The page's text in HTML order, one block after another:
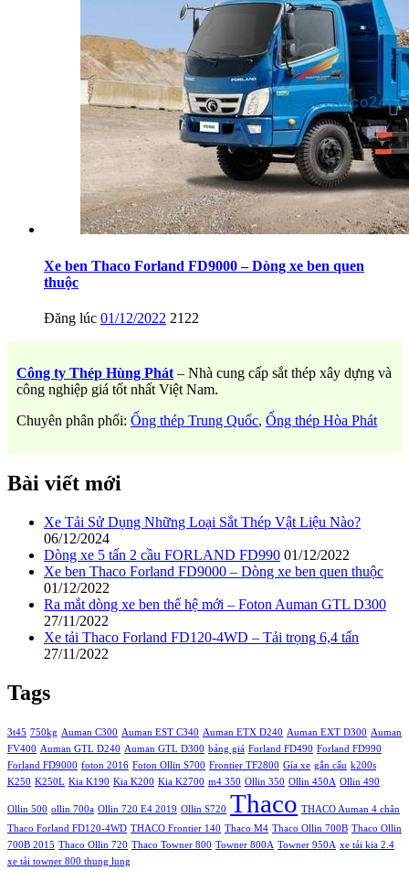
Xe ben Thaco Forland FD9000 – Dòng xe ben quen
thuộc
Đăng lúc 01/12/2022 2122
Công ty Thép Hùng Phát – Nhà cung cấp sắt thép xây dựng và
công nghiệp giá tốt nhất Việt Nam.
Chuyên phân phối: Ống thép Trung Quốc, Ống thép Hòa Phát
Bài viết mới
Xe Tải Sử Dụng Những Loại Sắt Thép Vật Liệu Nào?
06/12/2024
Dòng xe 5 tấn 2 cầu FORLAND FD990 01/12/2022
Xe ben Thaco Forland FD9000 – Dòng xe ben quen thuộc
01/12/2022
Ra mắt dòng xe ben thế hệ mới – Foton Auman GTL D300
27/11/2022
Xe tải Thaco Forland FD120-4WD – Tải trọng 6,4 tấn
27/11/2022
Tags
3t45 750kg Auman C300 Auman EST C340 Auman ETX D240 Auman EXT D300 Auman
FV400 Auman GTL D240 Auman GTL D300 bảng giá Forland FD490 Forland FD990
Forland FD9000 foton 2016 Foton Ollin S700 Frontier TF2800 Gía xe gắn cẩu k200s
K250 K250L Kia K190 Kia K200 Kia K2700 m4 350 Ollin 350 Ollin 450A Ollin 490
Ollin 500 ollin 700a Ollin 720 E4 2019 Ollin S720 Thaco THACO Auman 4 chân
Thaco Forland FD120-4WD THACO Frontier 140 Thaco M4 Thaco Ollin 700B Thaco Ollin
700B 2015 Thaco Ollin 720 Thaco Towner 800 Towner 800A Towner 950A xe tải kia 2.4
xe tải towner 800 thung lung